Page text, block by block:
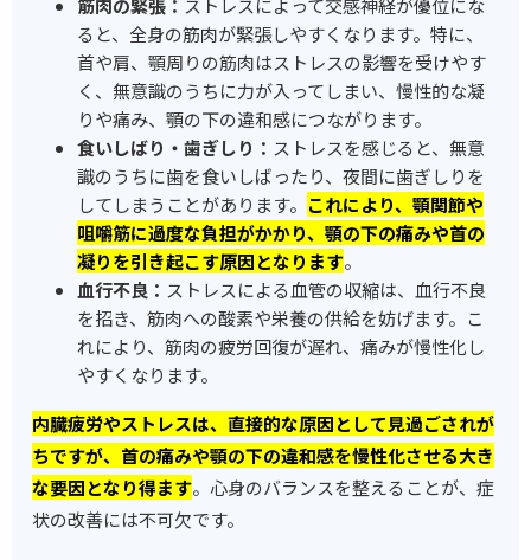
筋肉の緊張： ストレスによって交感神経が優位にな
ると、全身の筋肉が緊張しやすくなります。特に、
首や肩、顎周りの筋肉はストレスの影響を受けやす
く、無意識のうちに力が入ってしまい、慢性的な凝
りや痛み、顎の下の違和感につながります。
食いしばり・歯ぎしり： ストレスを感じると、無意
識のうちに歯を食いしばったり、夜間に歯ぎしりを
してしまうことがあります。 これにより、顎関節や
咀嚼筋に過度な負担がかかり、顎の下の痛みや首の
凝りを引き起こす原因となります。
血行不良： ストレスによる血管の収縮は、血行不良
を招き、筋肉への酸素や栄養の供給を妨げます。こ
れにより、筋肉の疲労回復が遅れ、痛みが慢性化し
やすくなります。
内臓疲労やストレスは、直接的な原因として見過ごされが
ちですが、首の痛みや顎の下の違和感を慢性化させる大き
な要因となり得ます。心身のバランスを整えることが、症
状の改善には不可欠です。